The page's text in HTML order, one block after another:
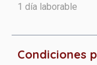
1 día laborable
Condiciones